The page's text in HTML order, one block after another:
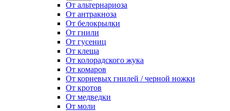
От альтернариоза
От антракноза
От белокрылки
От гнили
От гусениц
От клеща
От колорадского жука
От комаров
От корневых гнилей / черной ножки
От кротов
От медведки
От моли